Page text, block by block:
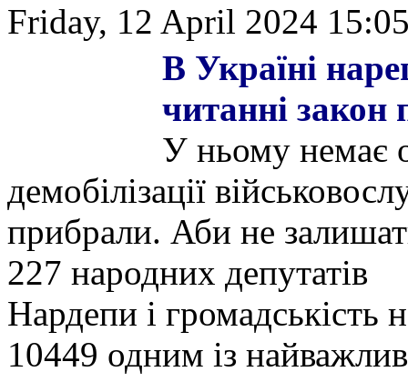
Friday, 12 April 2024
В Україні
читанні закон
У ньому немає
демобілізації
прибрали. Аби не
227 народних депутатів
Нардепи і громадськість
10449 одним із